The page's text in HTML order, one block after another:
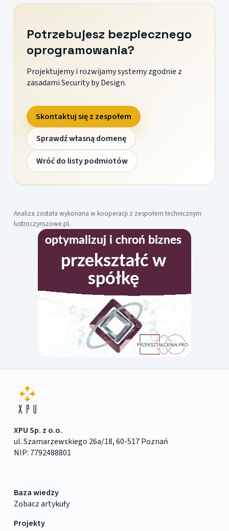
Potrzebujesz bezpiecznego
oprogramowania?
Projektujemy i rozwijamy systemy zgodnie z
zasadami Security by Design.
Skontaktuj się z zespołem
Sprawdź własną domenę
Wróć do listy podmiotów
Analiza została wykonana w kooperacji z zespołem technicznym
lustroczynszowe.pl.
XPU Sp. z o.o.
ul. Szamarzewskiego 26a/18, 60-517 Poznań
NIP: 7792488801
Baza wiedzy
Zobacz artykuły
Projekty